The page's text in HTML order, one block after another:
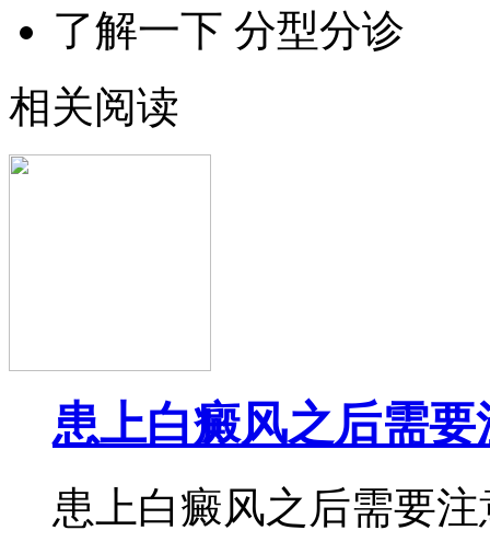
了解一下 分型分诊
相关阅读
患上白癜风之后需
患上白癜风之后需要